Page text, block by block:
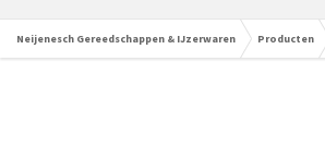
Neijenesch Gereedschappen & IJzerwaren Producten